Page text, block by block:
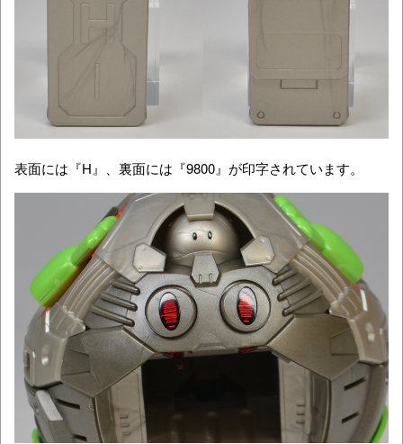
表面には『H』、裏面には『9800』が印字されています。